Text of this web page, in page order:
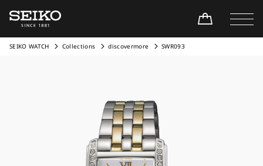
SEIKO WATCH Collections discovermore SWR093